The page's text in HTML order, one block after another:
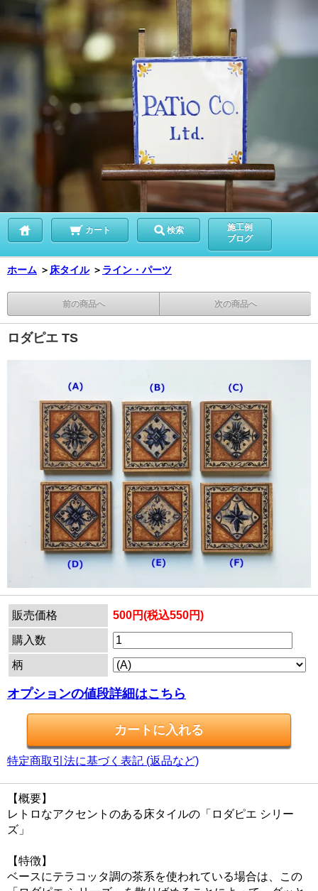
カート 検索
施工例
ブログ
ホーム ＞ 床タイル ＞ ライン・パーツ
前の商品へ 次の商品へ
ロダピエ TS
販売価格 500円(税込550円)
購入数
柄
オプションの値段詳細はこちら
特定商取引法に基づく表記 (返品など)
【概要】
レトロなアクセントのある床タイルの「ロダピエ シリー
ズ」
【特徴】
ベースにテラコッタ調の茶系を使われている場合は、この